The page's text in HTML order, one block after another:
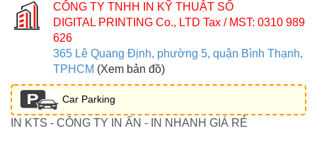
CÔNG TY TNHH IN KỸ THUẬT SỐ
DIGITAL PRINTING Co., LTD Tax / MST: 0310 989
626
365 Lê Quang Định, phường 5, quận Bình Thạnh,
TPHCM (Xem bản đồ)
Car Parking
IN KTS - CÔNG TY IN ẤN - IN NHANH GIÁ RẺ